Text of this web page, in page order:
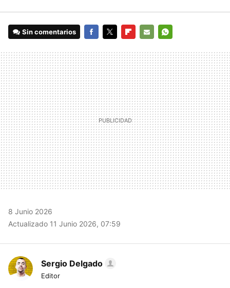
Sin comentarios
MAIL
8 Junio 2026
Actualizado 11 Junio 2026, 07:59
Sergio Delgado
Editor